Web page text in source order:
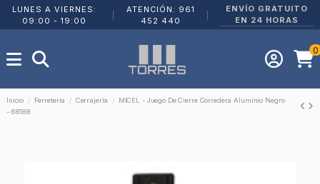
LUNES A VIERNES:
09:00 - 19:00
ATENCIÓN: 961
452 440
ENVÍO GRATUITO
EN 24 HORAS
0
Inicio Ferretería Cerrajería
MICEL - Juego De Cierre Corredera Aluminio Negro
- 68188